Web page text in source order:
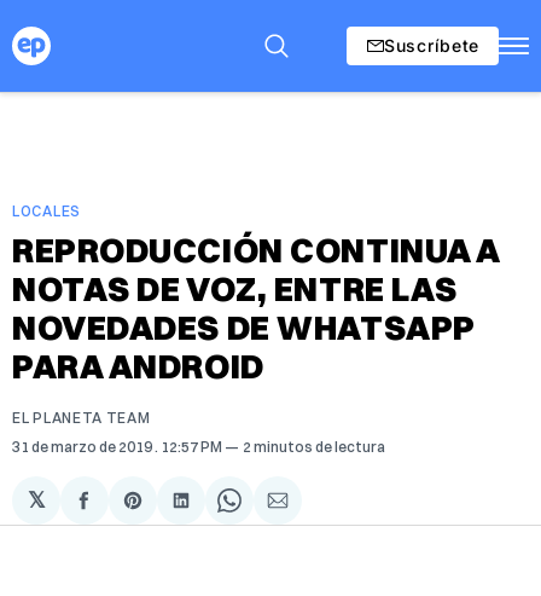
Suscríbete
LOCALES
REPRODUCCIÓN CONTINUA A
NOTAS DE VOZ, ENTRE LAS
NOVEDADES DE WHATSAPP
PARA ANDROID
EL PLANETA TEAM
31 de marzo de 2019 . 12:57 PM 2 minutos de lectura
𝕏
Compartir
en
Share
on
Compartir
en
Share
on
Compartir
via